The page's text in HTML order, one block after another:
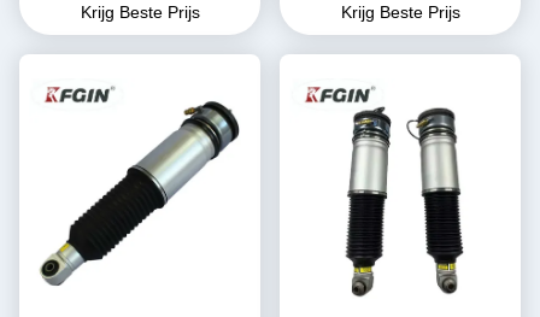
37106877553 Automobiele
onderdelen
Krijg Beste Prijs
schokdempers
37126791676
Krijg Beste Prijs